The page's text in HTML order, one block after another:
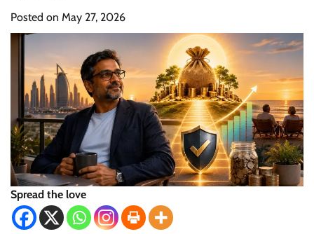
Posted on May 27, 2026
Spread the love